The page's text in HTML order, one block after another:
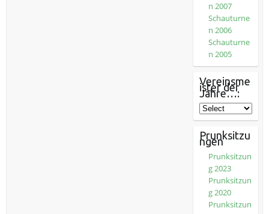
n 2007
Schauturne
n 2006
Schauturne
n 2005
Vereinsme
ister der
Jahre…:
Prunksitzu
ngen
Prunksitzun
g 2023
Prunksitzun
g 2020
Prunksitzun